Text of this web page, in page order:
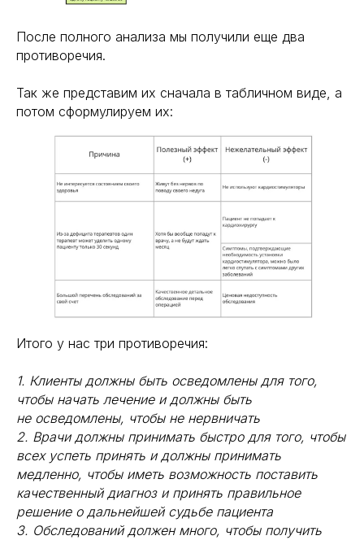
После полного анализа мы получили еще два
противоречия.
Так же представим их сначала в табличном виде, а
потом сформулируем их:
Итого у нас три противоречия:
1. Клиенты должны быть осведомлены для того,
чтобы начать лечение и должны быть
не осведомлены, чтобы не нервничать
2. Врачи должны принимать быстро для того, чтобы
всех успеть принять и должны принимать
медленно, чтобы иметь возможность поставить
качественный диагноз и принять правильное
решение о дальнейшей судьбе пациента
3. Обследований должен много, чтобы получить